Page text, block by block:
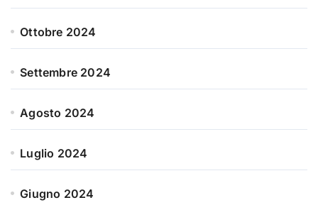
Ottobre 2024
Settembre 2024
Agosto 2024
Luglio 2024
Giugno 2024